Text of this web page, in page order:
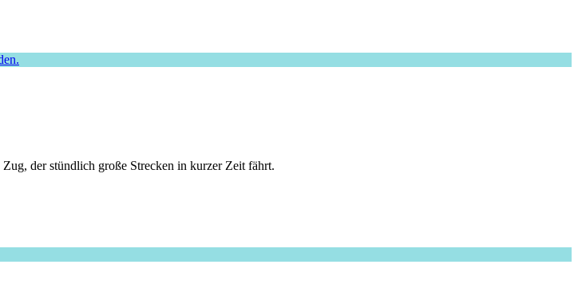
der stündlich große Strecken in kurzer Zeit fährt.